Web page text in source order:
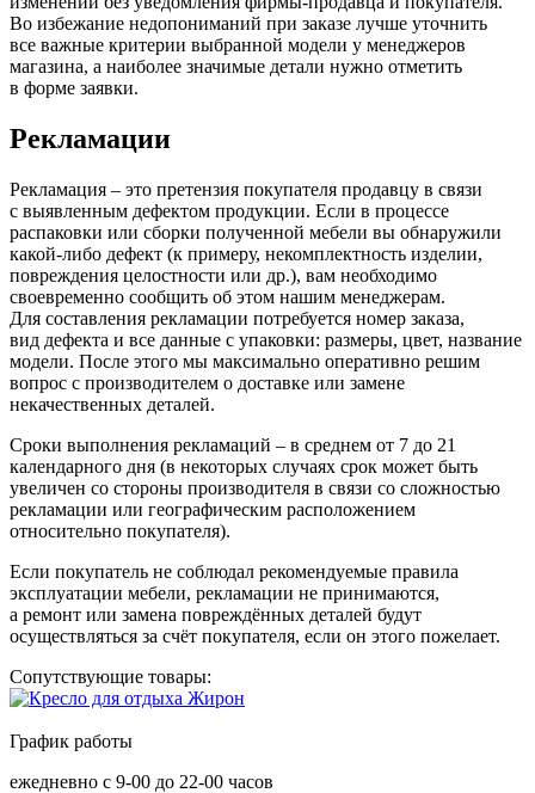
Во избежание недопониманий при заказе лучше уточнить
все важные критерии выбранной модели у менеджеров
магазина, а наиболее значимые детали нужно отметить
в форме заявки.
Рекламации
Рекламация – это претензия покупателя продавцу в связи
с выявленным дефектом продукции. Если в процессе
распаковки или сборки полученной мебели вы обнаружили
какой-либо дефект (к примеру, некомплектность изделии,
повреждения целостности или др.), вам необходимо
своевременно сообщить об этом нашим менеджерам.
Для составления рекламации потребуется номер заказа,
вид дефекта и все данные с упаковки: размеры, цвет, название
модели. После этого мы максимально оперативно решим
вопрос с производителем о доставке или замене
некачественных деталей.
Сроки выполнения рекламаций – в среднем от 7 до 21
календарного дня (в некоторых случаях срок может быть
увеличен со стороны производителя в связи со сложностью
рекламации или географическим расположением
относительно покупателя).
Если покупатель не соблюдал рекомендуемые правила
эксплуатации мебели, рекламации не принимаются,
а ремонт или замена повреждённых деталей будут
осуществляться за счёт покупателя, если он этого пожелает.
Сопутствующие товары:
График работы
ежедневно с 9-00 до 22-00 часов